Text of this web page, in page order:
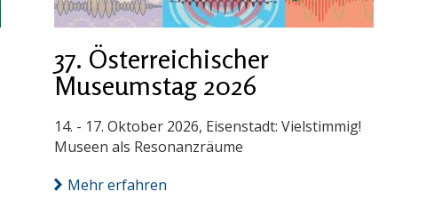
37. Österreichischer
Museumstag 2026
14. - 17. Oktober 2026, Eisenstadt: Vielstimmig!
Museen als Resonanzräume
Mehr erfahren